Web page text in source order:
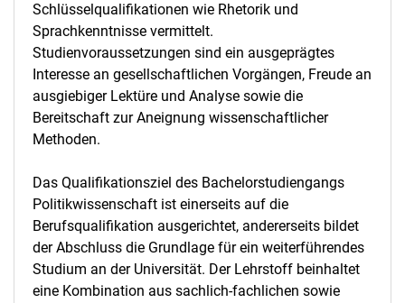
Schlüsselqualifikationen wie Rhetorik und
Sprachkenntnisse vermittelt.
Studienvoraussetzungen sind ein ausgeprägtes
Interesse an gesellschaftlichen Vorgängen, Freude an
ausgiebiger Lektüre und Analyse sowie die
Bereitschaft zur Aneignung wissenschaftlicher
Methoden.
Das Qualifikationsziel des Bachelorstudiengangs
Politikwissenschaft ist einerseits auf die
Berufsqualifikation ausgerichtet, andererseits bildet
der Abschluss die Grundlage für ein weiterführendes
Studium an der Universität. Der Lehrstoff beinhaltet
eine Kombination aus sachlich-fachlichen sowie